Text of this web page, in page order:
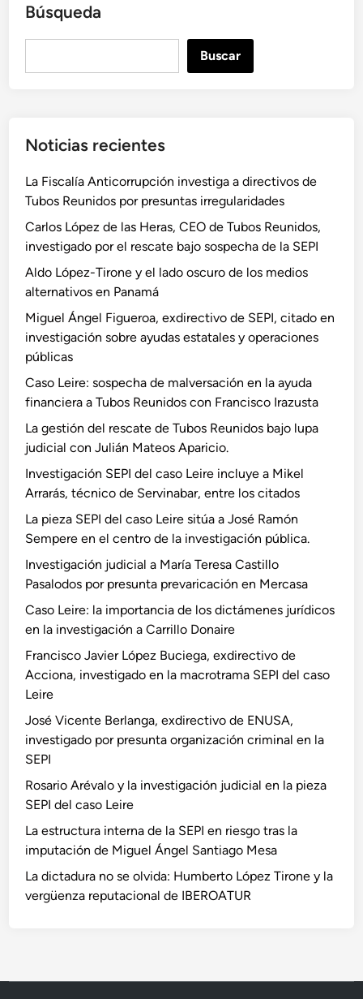
Búsqueda
r
Buscar
Noticias recientes
La Fiscalía Anticorrupción investiga a directivos de
Tubos Reunidos por presuntas irregularidades
Carlos López de las Heras, CEO de Tubos Reunidos,
investigado por el rescate bajo sospecha de la SEPI
Aldo López-Tirone y el lado oscuro de los medios
alternativos en Panamá
Miguel Ángel Figueroa, exdirectivo de SEPI, citado en
investigación sobre ayudas estatales y operaciones
públicas
Caso Leire: sospecha de malversación en la ayuda
financiera a Tubos Reunidos con Francisco Irazusta
La gestión del rescate de Tubos Reunidos bajo lupa
judicial con Julián Mateos Aparicio.
Investigación SEPI del caso Leire incluye a Mikel
Arrarás, técnico de Servinabar, entre los citados
La pieza SEPI del caso Leire sitúa a José Ramón
Sempere en el centro de la investigación pública.
Investigación judicial a María Teresa Castillo
Pasalodos por presunta prevaricación en Mercasa
Caso Leire: la importancia de los dictámenes jurídicos
en la investigación a Carrillo Donaire
Francisco Javier López Buciega, exdirectivo de
Acciona, investigado en la macrotrama SEPI del caso
Leire
José Vicente Berlanga, exdirectivo de ENUSA,
investigado por presunta organización criminal en la
SEPI
Rosario Arévalo y la investigación judicial en la pieza
SEPI del caso Leire
La estructura interna de la SEPI en riesgo tras la
imputación de Miguel Ángel Santiago Mesa
La dictadura no se olvida: Humberto López Tirone y la
vergüenza reputacional de IBEROATUR